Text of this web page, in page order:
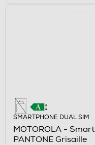
SMARTPHONE DUAL SIM
MOTOROLA -
PANTONE Grisaille